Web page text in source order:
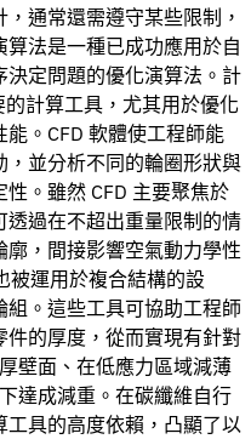
通常還需遵守某些限制，
法是一種已成功應用於自
定問題的優化演算法。計
計算工具，尤其用於優化
。CFD 軟體使工程師能
並分析不同的輪圈形狀與
。雖然 CFD 主要聚焦於
過在不超出重量限制的情
，間接影響空氣動力學性
被運用於複合結構的設
。這些工具可協助工程師
的厚度，從而實現有針對
壁面、在低應力區域減薄
達成減重。在碳纖維自行
具的高度依賴，凸顯了以